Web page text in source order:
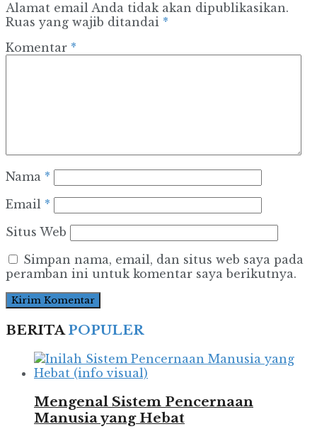
Alamat email Anda tidak akan dipublikasikan.
Ruas yang wajib ditandai *
Komentar *
Nama *
Email *
Situs Web
Simpan nama, email, dan situs web saya pada
peramban ini untuk komentar saya berikutnya.
BERITAPOPULER
Mengenal Sistem Pencernaan
Manusia yang Hebat